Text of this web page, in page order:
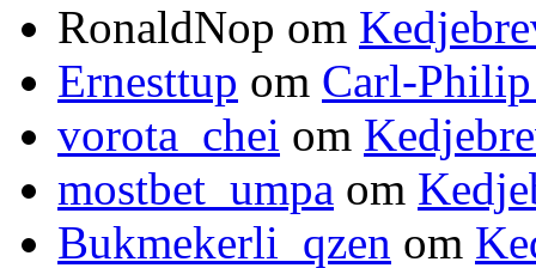
RonaldNop om
Ernesttup om Carl-
vorota_chei om
mostbet_umpa om
Bukmekerli_qzen om